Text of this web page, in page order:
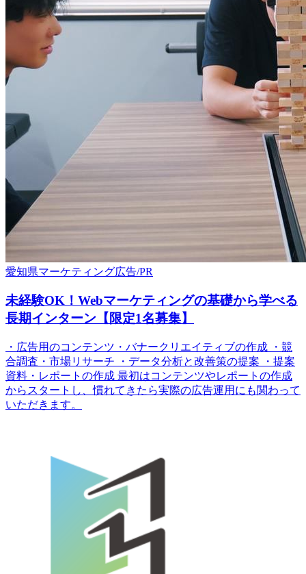
愛知県マーケティング広告/PR
未経験OK！Webマーケティングの基礎から学べる
長期インターン【限定1名募集】
・広告用のコンテンツ・バナークリエイティブの作成 ・競
合調査・市場リサーチ ・データ分析と改善策の提案 ・提案
資料・レポートの作成 最初はコンテンツやレポートの作成
からスタートし、慣れてきたら実際の広告運用にも関わって
いただきます。